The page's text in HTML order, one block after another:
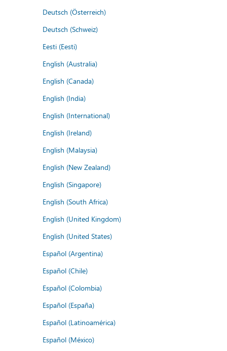
Deutsch (Österreich)
Deutsch (Schweiz)
Eesti (Eesti)
English (Australia)
English (Canada)
English (India)
English (International)
English (Ireland)
English (Malaysia)
English (New Zealand)
English (Singapore)
English (South Africa)
English (United Kingdom)
English (United States)
Español (Argentina)
Español (Chile)
Español (Colombia)
Español (España)
Español (Latinoamérica)
Español (México)